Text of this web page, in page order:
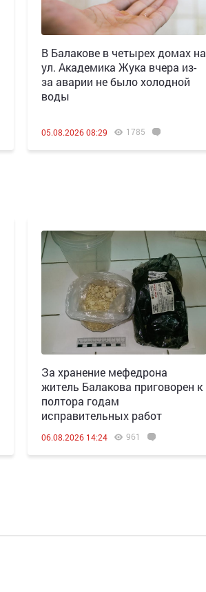
В Балакове в четырех домах на
ул. Академика Жука вчера из-
за аварии не было холодной
воды
05.08.2026 08:29 1785
За хранение мефедрона
житель Балакова приговорен к
полтора годам
исправительных работ
06.08.2026 14:24 961